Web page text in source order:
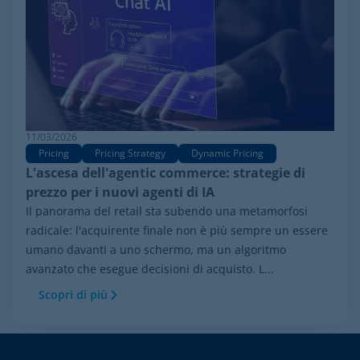
11/03/2026
Pricing
Pricing Strategy Dynamic Pricing
L'ascesa dell'agentic commerce: strategie di
prezzo per i nuovi agenti di IA
Il panorama del retail sta subendo una metamorfosi
radicale: l'acquirente finale non è più sempre un essere
umano davanti a uno schermo, ma un algoritmo
avanzato che esegue decisioni di acquisto. L...
Scopri di più